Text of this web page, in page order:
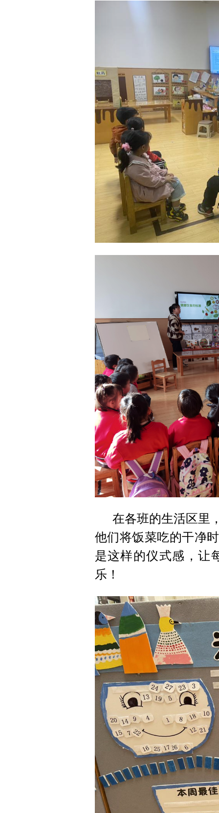
在各班的生活区里
他们将饭菜吃的干净
是这样的仪式感，让
乐！